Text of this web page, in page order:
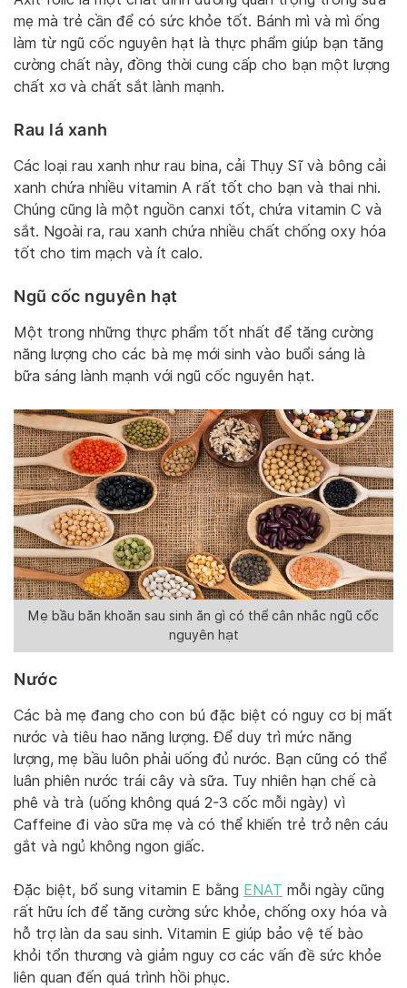
mẹ mà trẻ cần để có sức khỏe tốt. Bánh mì và mì ống
làm từ ngũ cốc nguyên hạt là thực phẩm giúp bạn tăng
cường chất này, đồng thời cung cấp cho bạn một lượng
chất xơ và chất sắt lành mạnh.
Rau lá xanh
Các loại rau xanh như rau bina, cải Thụy Sĩ và bông cải
xanh chứa nhiều vitamin A rất tốt cho bạn và thai nhi.
Chúng cũng là một nguồn canxi tốt, chứa vitamin C và
sắt. Ngoài ra, rau xanh chứa nhiều chất chống oxy hóa
tốt cho tim mạch và ít calo.
Ngũ cốc nguyên hạt
Một trong những thực phẩm tốt nhất để tăng cường
năng lượng cho các bà mẹ mới sinh vào buổi sáng là
bữa sáng lành mạnh với ngũ cốc nguyên hạt.
Mẹ bầu băn khoăn sau sinh ăn gì có thể cân nhắc ngũ cốc
nguyên hạt
Nước
Các bà mẹ đang cho con bú đặc biệt có nguy cơ bị mất
nước và tiêu hao năng lượng. Để duy trì mức năng
lượng, mẹ bầu luôn phải uống đủ nước. Bạn cũng có thể
luân phiên nước trái cây và sữa. Tuy nhiên hạn chế cà
phê và trà (uống không quá 2-3 cốc mỗi ngày) vì
Caffeine đi vào sữa mẹ và có thể khiến trẻ trở nên cáu
gắt và ngủ không ngon giấc.
Đặc biệt, bổ sung vitamin E bằng ENAT mỗi ngày cũng
rất hữu ích để tăng cường sức khỏe, chống oxy hóa và
hỗ trợ làn da sau sinh. Vitamin E giúp bảo vệ tế bào
khỏi tổn thương và giảm nguy cơ các vấn đề sức khỏe
liên quan đến quá trình hồi phục.